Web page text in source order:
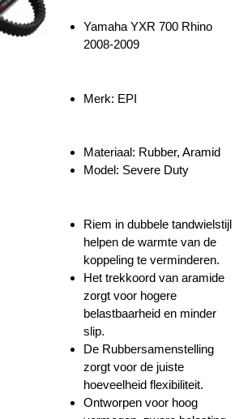
Yamaha YXR 700 Rhino
2008-2009
Merk: EPI
Materiaal: Rubber, Aramid
Model: Severe Duty
Riem in dubbele tandwielstijl
helpen de warmte van de
koppeling te verminderen.
Het trekkoord van aramide
zorgt voor hogere
belastbaarheid en minder
slip.
De Rubbersamenstelling
zorgt voor de juiste
hoeveelheid flexibiliteit.
Ontworpen voor hoog